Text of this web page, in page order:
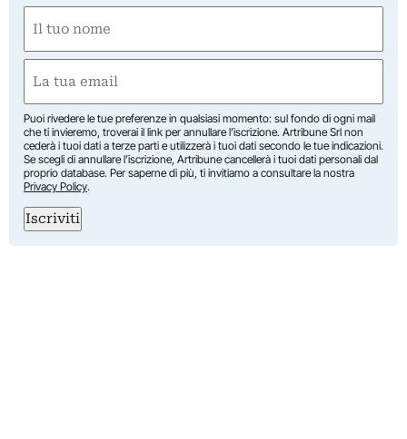
(Required)
First
(Required)
Puoi rivedere le tue preferenze in qualsiasi momento: sul fondo di ogni mail
che ti invieremo, troverai il link per annullare l’iscrizione. Artribune Srl non
cederà i tuoi dati a terze parti e utilizzerà i tuoi dati secondo le tue indicazioni.
Se scegli di annullare l’iscrizione, Artribune cancellerà i tuoi dati personali dal
proprio database. Per saperne di più, ti invitiamo a consultare la nostra
Privacy Policy.
Iscriviti